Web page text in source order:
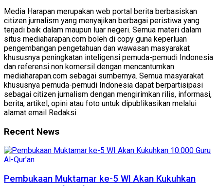
Media Harapan merupakan web portal berita berbasiskan
citizen jurnalism yang menyajikan berbagai peristiwa yang
terjadi baik dalam maupun luar negeri. Semua materi dalam
situs mediaharapan.com boleh di copy guna keperluan
pengembangan pengetahuan dan wawasan masyarakat
khususnya peningkatan inteligensi pemuda-pemudi Indonesia
dan referensi non komersil dengan mencantumkan
mediaharapan.com sebagai sumbernya. Semua masyarakat
khususnya pemuda-pemudi Indonesia dapat berpartisipasi
sebagai citizen jurnalism dengan mengirimkan rilis, informasi,
berita, artikel, opini atau foto untuk dipublikasikan melalui
alamat email Redaksi.
Recent News
Pembukaan Muktamar ke-5 WI Akan Kukuhkan